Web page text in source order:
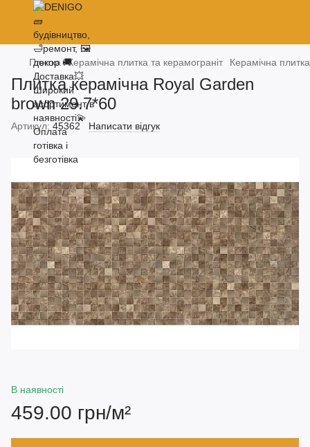
Плитка Керамічна плитка та керамограніт Керамічна
Плитка керамічна Royal Garden
brown 29.7*60
Артикул: 45362 Написати відгук
В наявності
459.00 грн/м²